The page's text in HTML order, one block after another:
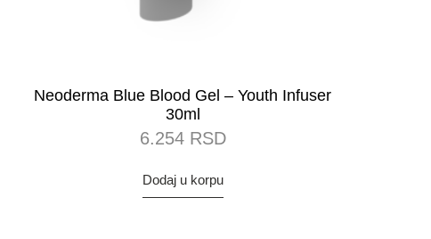
Neoderma Blue Blood Gel – Youth Infuser
30ml
6.254 RSD
Dodaj u korpu